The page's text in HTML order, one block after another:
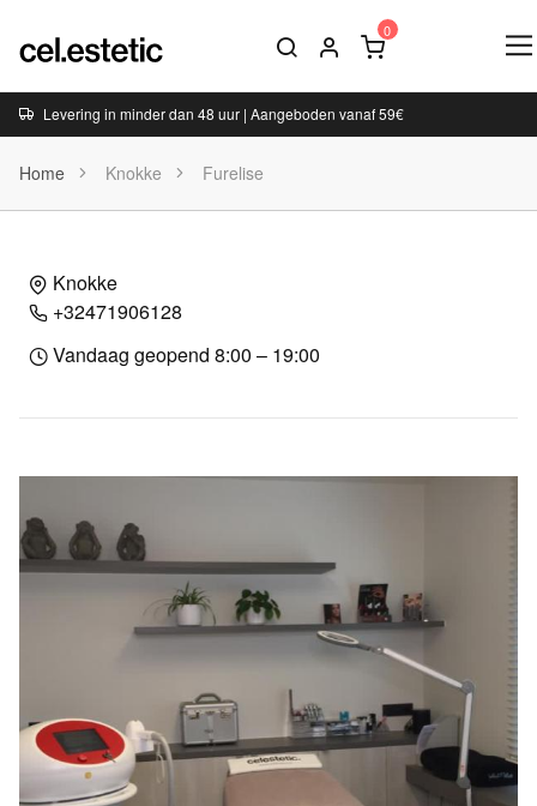
Levering in minder dan 48 uur | Aangeboden vanaf 59€
Home Knokke Furelise
Knokke
+32471906128
Vandaag geopend 8:00 – 19:00